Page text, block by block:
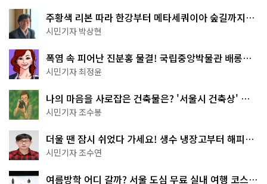
주황색 리본 따라 한강부터 메타세쿼이아 숲길까지…
서울둘레길 15코스
시민기자 박상현
폭염 속 피어난 진분홍 물결! 국립중앙박물관 배롱나
무 명소
시민기자 최정윤
나의 마음을 사로잡은 건축물은? '서울시 건축상' 수
상작 공개!
시민기자 조수봉
더울 땐 잠시 쉬었다 가세요! 생수 냉장고부터 해피소
·무더위쉼터까지
시민기자 조수연
여름방학 어디 갈까? 서울 도심 무료 실내 여행 코스